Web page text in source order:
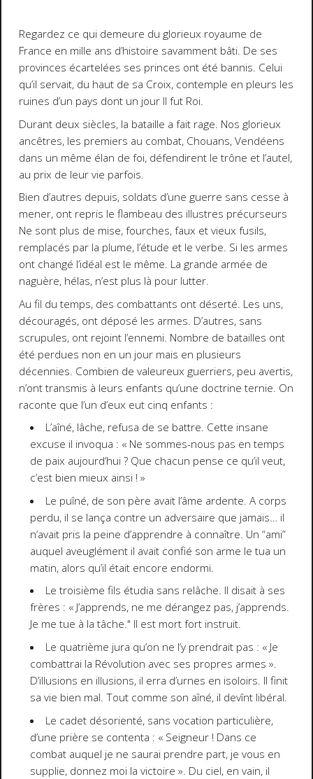
Regardez ce qui demeure du glorieux royaume de
France en mille ans d’histoire savamment bâti. De ses
provinces écartelées ses princes ont été bannis. Celui
qu’il servait, du haut de sa Croix, contemple en pleurs les
ruines d’un pays dont un jour Il fut Roi.
Durant deux siècles, la bataille a fait rage. Nos glorieux
ancêtres, les premiers au combat, Chouans, Vendéens
dans un même élan de foi, défendirent le trône et l’autel,
au prix de leur vie parfois.
Bien d’autres depuis, soldats d’une guerre sans cesse à
mener, ont repris le flambeau des illustres précurseurs
Ne sont plus de mise, fourches, faux et vieux fusils,
remplacés par la plume, l’étude et le verbe. Si les armes
ont changé l’idéal est le même. La grande armée de
naguère, hélas, n’est plus là pour lutter.
Au fil du temps, des combattants ont déserté. Les uns,
découragés, ont déposé les armes. D’autres, sans
scrupules, ont rejoint l’ennemi. Nombre de batailles ont
été perdues non en un jour mais en plusieurs
décennies. Combien de valeureux guerriers, peu avertis,
n’ont transmis à leurs enfants qu’une doctrine ternie. On
raconte que l’un d’eux eut cinq enfants :
L’aîné, lâche, refusa de se battre. Cette insane
excuse il invoqua : « Ne sommes-nous pas en temps
de paix aujourd’hui ? Que chacun pense ce qu’il veut,
c’est bien mieux ainsi !»
Le puîné, de son père avait l’âme ardente. A corps
perdu, il se lança contre un adversaire que jamais… il
n’avait pris la peine d’apprendre à connaître. Un “ami”
auquel aveuglément il avait confié son arme le tua un
matin, alors qu’il était encore endormi.
Le troisième fils étudia sans relâche. Il disait à ses
frères : «J’apprends, ne me dérangez pas, j’apprends.
Je me tue à la tâche." Il est mort fort instruit.
Le quatrième jura qu’on ne l’y prendrait pas : « Je
combattrai la Révolution avec ses propres armes ».
D’illusions en illusions, il erra d’urnes en isoloirs. Il finit
sa vie bien mal. Tout comme son aîné, il devînt libéral.
Le cadet désorienté, sans vocation particulière,
d’une prière se contenta : « Seigneur ! Dans ce
combat auquel je ne saurai prendre part, je vous en
supplie, donnez moi la victoire ». Du ciel, en vain, il